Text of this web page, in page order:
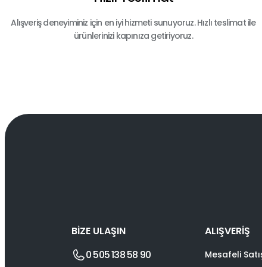
Alışveriş deneyiminiz için en iyi hizmeti sunuyoruz. Hızlı teslimat ile
ürünlerinizi kapınıza getiriyoruz.
BİZE ULAŞIN
0 505 138 58 90
ALIŞVERİŞ
Mesafeli